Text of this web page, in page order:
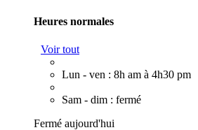
Heures normales
Voir tout
Lun - ven : 8h am à 4h30 pm
Sam - dim : fermé
Fermé aujourd'hui